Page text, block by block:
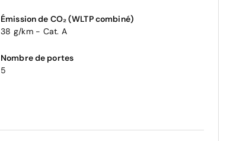
Émission de CO₂ (WLTP combiné)
38 g/km - Cat. A
Nombre de portes
5